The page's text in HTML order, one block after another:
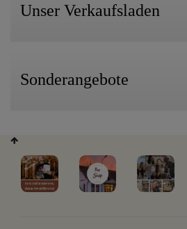
Unser Verkaufsladen
Sonderangebote